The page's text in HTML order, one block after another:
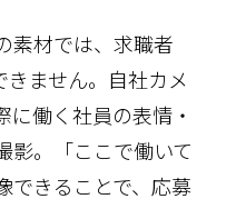
素材では、求職者
ません。自社カメ
に働く社員の表情・
影。「ここで働いて
できることで、応募